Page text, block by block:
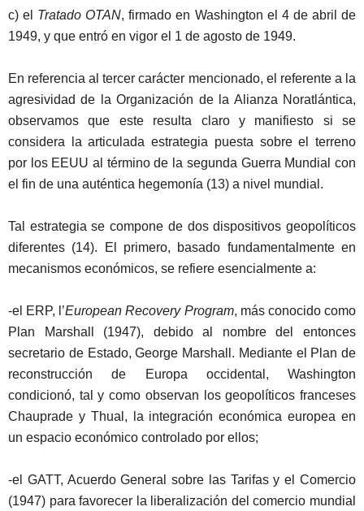
c) el Tratado OTAN, firmado en Washington el 4 de abril de
1949, y que entró en vigor el 1 de agosto de 1949.
En referencia al tercer carácter mencionado, el referente a la
agresividad de la Organización de la Alianza Noratlántica,
observamos que este resulta claro y manifiesto si se
considera la articulada estrategia puesta sobre el terreno
por los EEUU al término de la segunda Guerra Mundial con
el fin de una auténtica hegemonía (13) a nivel mundial.
Tal estrategia se compone de dos dispositivos geopolíticos
diferentes (14). El primero, basado fundamentalmente en
mecanismos económicos, se refiere esencialmente a:
-el ERP, l’European RecoveryProgram, más conocido como
Plan
Marshall
(1947), debido al nombre del entonces
secretario de Estado, George Marshall . Mediante el Plan de
reconstrucción de Europa occidental, Washington
condicionó, tal y como observan los geopolíticos franceses
Chauprade y Thual , la integración económica europea en
un espacio económico controlado por ellos;
-el GATT, Acuerdo General sobre las Tarifas y el Comercio
(1947) para favorecer la liberalización del comercio mundial